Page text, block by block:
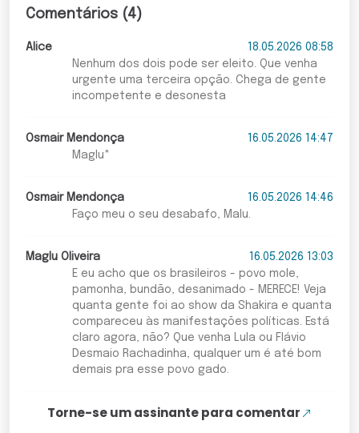
Comentários (4)
Alice
18.05.2026 08:58
Nenhum dos dois pode ser eleito. Que venha
urgente uma terceira opção. Chega de gente
incompetente e desonesta
Osmair Mendonça
16.05.2026 14:47
Maglu*
Osmair Mendonça
16.05.2026 14:46
Faço meu o seu desabafo, Malu.
Maglu Oliveira
16.05.2026 13:03
E eu acho que os brasileiros - povo mole,
pamonha, bundão, desanimado - MERECE! Veja
quanta gente foi ao show da Shakira e quanta
compareceu às manifestações políticas. Está
claro agora, não? Que venha Lula ou Flávio
Desmaio Rachadinha, qualquer um é até bom
demais pra esse povo gado.
Torne-se um assinante para comentar